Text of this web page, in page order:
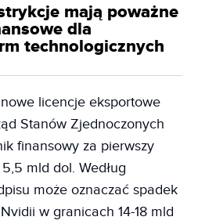
mają poważne
dla
technologicznych
nowe licencje eksportowe
Stanów Zjednoczonych
finansowy za pierwszy
mld dol. Według
może oznaczać spadek
w granicach 14-18 mld